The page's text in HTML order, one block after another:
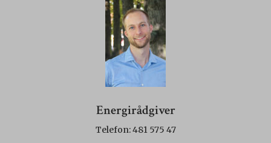
Energirådgiver
Telefon: 481 575 47